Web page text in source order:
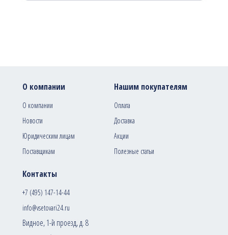
Контакты
+7 (495) 147-14-44
info@vsetovari24.ru
Видное, 1-й проезд, д. 8
О компании
О компании
Новости
Юридическим лицам
Поставщикам
Нашим покупателям
Оплата
Доставка
Акции
Полезные статьи